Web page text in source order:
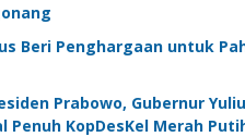
Beri Penghargaan untuk
Prabowo, Gubernur
Penuh KopDesKel Merah